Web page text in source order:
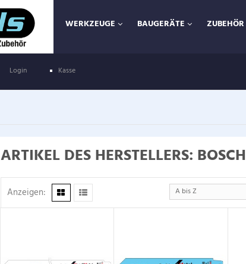
WERKZEUGE BAUGERÄTE ZUBEHÖR
Login Kasse
ARTIKEL DES HERSTELLERS: BOSCH
Anzeigen: A bis Z